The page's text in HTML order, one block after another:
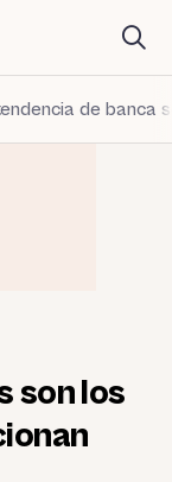
de banca
son los